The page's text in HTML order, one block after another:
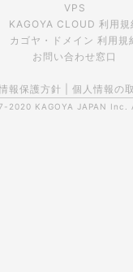
VPS
KAGOYA CLOUD 利用規
カゴヤ・ドメイン 利用規
お問い合わせ窓口
報保護方針 個人情報の
2020 KAGOYA JAPAN Inc.